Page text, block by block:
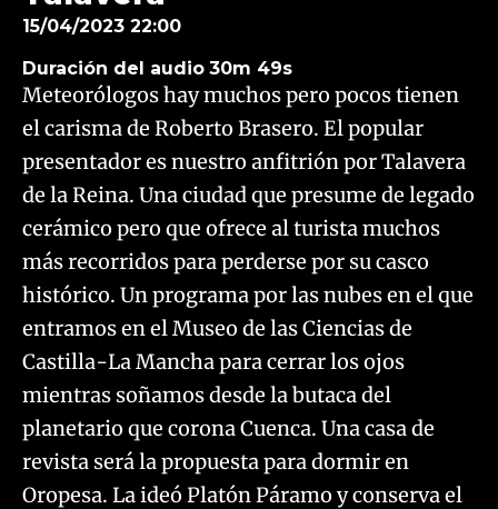
15/04/2023 22:00
Duración del audio 30m 49s
Meteorólogos hay muchos pero pocos tienen
el carisma de Roberto Brasero. El popular
presentador es nuestro anfitrión por Talavera
de la Reina. Una ciudad que presume de legado
cerámico pero que ofrece al turista muchos
más recorridos para perderse por su casco
histórico. Un programa por las nubes en el que
entramos en el Museo de las Ciencias de
Castilla-La Mancha para cerrar los ojos
mientras soñamos desde la butaca del
planetario que corona Cuenca. Una casa de
revista será la propuesta para dormir en
Oropesa. La ideó Platón Páramo y conserva el